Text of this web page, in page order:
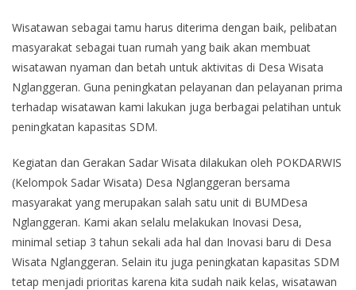
Wisatawan sebagai tamu harus diterima dengan baik, pelibatan
masyarakat sebagai tuan rumah yang baik akan membuat
wisatawan nyaman dan betah untuk aktivitas di Desa Wisata
Nglanggeran. Guna peningkatan pelayanan dan pelayanan prima
terhadap wisatawan kami lakukan juga berbagai pelatihan untuk
peningkatan kapasitas SDM.
Kegiatan dan Gerakan Sadar Wisata dilakukan oleh POKDARWIS
(Kelompok Sadar Wisata) Desa Nglanggeran bersama
masyarakat yang merupakan salah satu unit di BUMDesa
Nglanggeran. Kami akan selalu melakukan Inovasi Desa,
minimal setiap 3 tahun sekali ada hal dan Inovasi baru di Desa
Wisata Nglanggeran. Selain itu juga peningkatan kapasitas SDM
tetap menjadi prioritas karena kita sudah naik kelas, wisatawan